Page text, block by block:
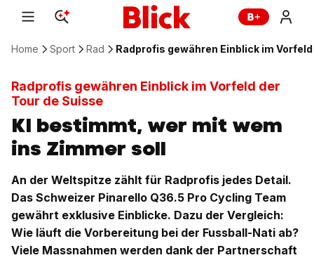
Home Sport Rad Radprofis gewähren Einblick im
Radprofis gewähren Einblick im Vorfeld der
Tour de Suisse
KI bestimmt, wer mit wem
ins Zimmer soll
An der Weltspitze zählt für Radprofis jedes Detail.
Das Schweizer Pinarello Q36.5 Pro Cycling Team
gewährt exklusive Einblicke. Dazu der Vergleich:
Wie läuft die Vorbereitung bei der Fussball-Nati ab?
Viele Massnahmen werden dank der Partnerschaft